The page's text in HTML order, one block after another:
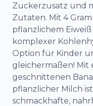
Zuckerzusatz und
Zutaten. Mit 4
pflanzlichem
komplexer
Option für Kinder
gleichermaßen! Mit
geschnittenen
pflanzlicher Milch
schmackhafte,